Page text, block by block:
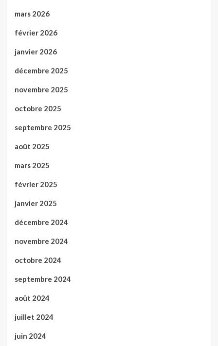
mars 2026
février 2026
janvier 2026
décembre 2025
novembre 2025
octobre 2025
septembre 2025
août 2025
mars 2025
février 2025
janvier 2025
décembre 2024
novembre 2024
octobre 2024
septembre 2024
août 2024
juillet 2024
juin 2024